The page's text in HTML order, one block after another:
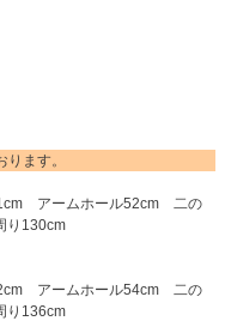
ます。
アームホール52cm 二の
130cm
アームホール54cm 二の
136cm